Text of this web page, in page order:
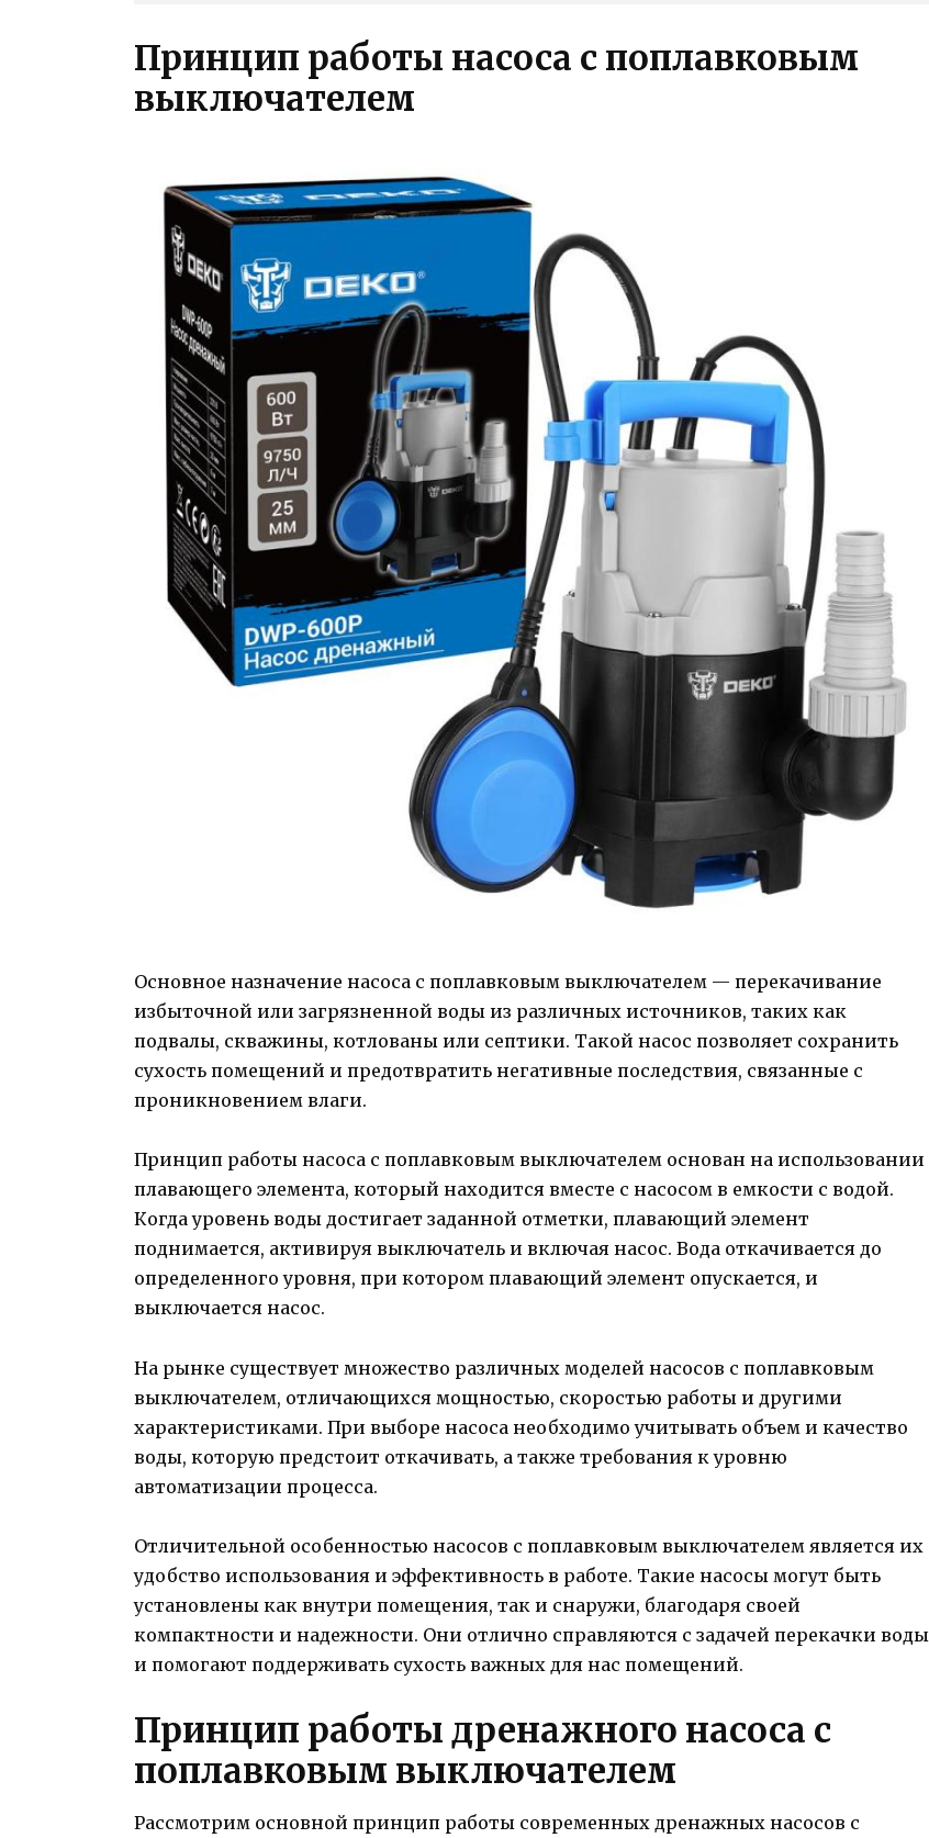
Принцип работы насоса с поплавковым
выключателем
Основное назначение насоса с поплавковым выключателем — перекачивание
избыточной или загрязненной воды из различных источников, таких как
подвалы, скважины, котлованы или септики. Такой насос позволяет сохранить
сухость помещений и предотвратить негативные последствия, связанные с
проникновением влаги.
Принцип работы насоса с поплавковым выключателем основан на использовании
плавающего элемента, который находится вместе с насосом в емкости с водой.
Когда уровень воды достигает заданной отметки, плавающий элемент
поднимается, активируя выключатель и включая насос. Вода откачивается до
определенного уровня, при котором плавающий элемент опускается, и
выключается насос.
На рынке существует множество различных моделей насосов с поплавковым
выключателем, отличающихся мощностью, скоростью работы и другими
характеристиками. При выборе насоса необходимо учитывать объем и качество
воды, которую предстоит откачивать, а также требования к уровню
автоматизации процесса.
Отличительной особенностью насосов с поплавковым выключателем является их
удобство использования и эффективность в работе. Такие насосы могут быть
установлены как внутри помещения, так и снаружи, благодаря своей
компактности и надежности. Они отлично справляются с задачей перекачки воды
и помогают поддерживать сухость важных для нас помещений.
Принцип работы дренажного насоса с
поплавковым выключателем
Рассмотрим основной принцип работы современных дренажных насосов с